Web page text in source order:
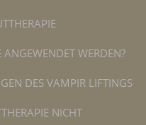
WERDEN?
DES VAMPIR LIFTINGS
NICHT